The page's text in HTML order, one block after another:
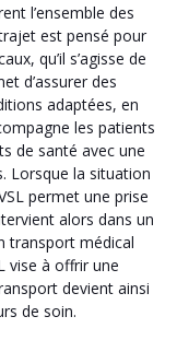
l’ensemble des
est pensé pour
qu’il s’agisse de
d’assurer des
adaptées, en
les patients
de santé avec une
Lorsque la situation
permet une prise
alors dans un
transport médical
vise à offrir une
devient ainsi
de soin.